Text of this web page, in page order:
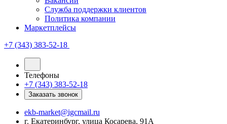
Служба поддержки клиентов
Политика компании
Маркетплейсы
+7 (343) 383-52-18
Телефоны
+7 (343) 383-52-18
Заказать звонок
ekb-market@igcmail.ru
г. Екатеринбург, улица Косарева, 91А